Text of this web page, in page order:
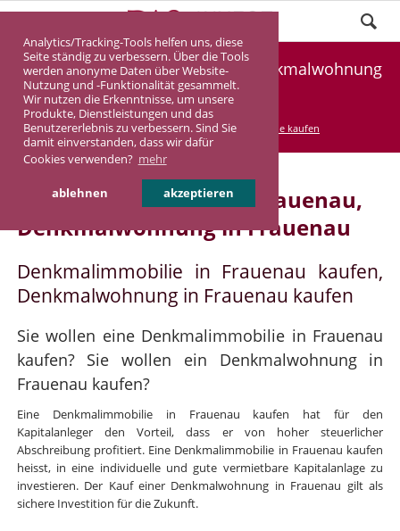
Analytics/Tracking-Tools helfen uns, diese
Seite ständig zu verbessern. Über die Tools
werden anonyme Daten über Website-
Nutzung und -Funktionalität gesammelt.
Wir nutzen die Erkenntnisse, um unsere
Produkte, Dienstleistungen und das
Benutzererlebnis zu verbessern. Sind Sie
damit einverstanden, dass wir dafür
Cookies verwenden? mehr
ablehnen akzeptieren
Denkmalimmobilie Frauenau, Denkmalwohnung
Frauenau
DASINVEST Service Denkmalimmobilie kaufen
Denkmalimmobilie in Frauenau,
Denkmalwohnung in Frauenau
Denkmalimmobilie in Frauenau kaufen,
Denkmalwohnung in Frauenau kaufen
Sie wollen eine Denkmalimmobilie in Frauenau
kaufen? Sie wollen ein Denkmalwohnung in
Frauenau kaufen?
Eine Denkmalimmobilie in Frauenau kaufen hat für den
Kapitalanleger den Vorteil, dass er von hoher steuerlicher
Abschreibung profitiert. Eine Denkmalimmobilie in Frauenau kaufen
heisst, in eine individuelle und gute vermietbare Kapitalanlage zu
investieren. Der Kauf einer Denkmalwohnung in Frauenau gilt als
sichere Investition für die Zukunft.